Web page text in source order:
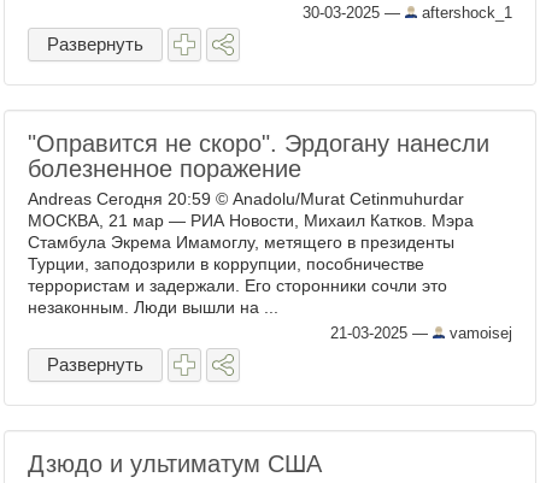
30-03-2025 — aftershock_1
Развернуть
"Оправится не скоро". Эрдогану нанесли
болезненное поражение
Andreas Сегодня 20:59 © Anadolu/Murat Cetinmuhurdar
МОСКВА, 21 мар — РИА Новости, Михаил Катков. Мэра
Стамбула Экрема Имамоглу, метящего в президенты
Турции, заподозрили в коррупции, пособничестве
террористам и задержали. Его сторонники сочли это
незаконным. Люди вышли на ...
21-03-2025 — vamoisej
Развернуть
Дзюдо и ультиматум США